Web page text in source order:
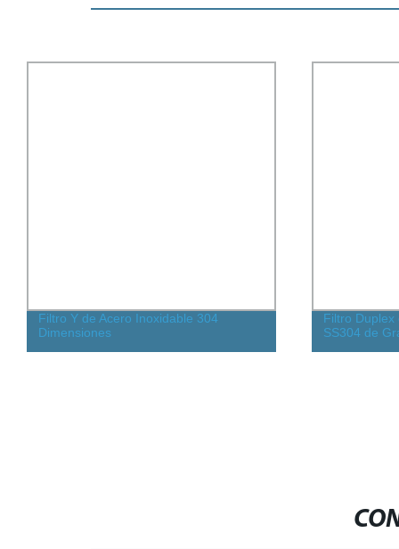
Filtro Y de Acero Inoxidable 304
Dimensiones
Filtro Duplex
SS304 de